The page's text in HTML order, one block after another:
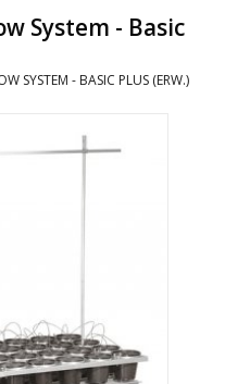
System - Basic
SYSTEM - BASIC PLUS (ERW.)